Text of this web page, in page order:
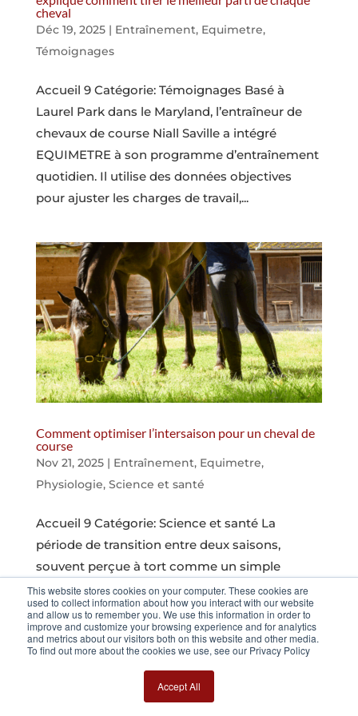
This website stores cookies on your computer. These cookies are
used to collect information about how you interact with our website
and allow us to remember you. We use this information in order to
improve and customize your browsing experience and for analytics
and metrics about our visitors both on this website and other media.
To find out more about the cookies we use, see our Privacy Policy
Accept All
cheval
Déc 19, 2025| Entraînement, Equimetre,
Témoignages
Accueil 9 Catégorie: Témoignages Basé à
Laurel Park dans le Maryland, l’entraîneur de
chevaux de course Niall Saville a intégré
EQUIMETRE à son programme d’entraînement
quotidien. Il utilise des données objectives
pour ajuster les charges de travail,...
Comment optimiser l’intersaison pour un cheval de
course
Nov 21, 2025| Entraînement, Equimetre,
Physiologie, Science et santé
Accueil 9 Catégorie: Science et santé La
période de transition entre deux saisons,
souvent perçue à tort comme un simple
“temps de repos”, joue un rôle crucial dans la
longévité et la réussite sportive du cheval.
Véritable athlète d’élite, ses performances...
3 4